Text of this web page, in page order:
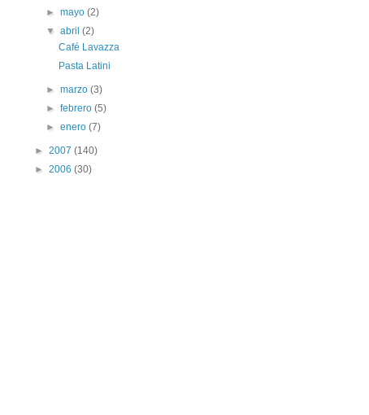
►mayo(2)
▼abril(2)
Café Lavazza
Pasta Latini
►marzo(3)
►febrero(5)
►enero(7)
► 2007 (140)
► 2006 (30)